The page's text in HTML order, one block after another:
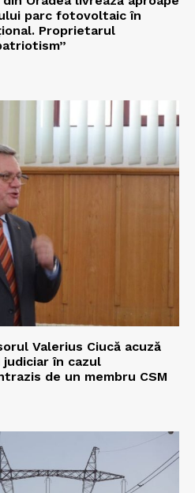
parc fotovoltaic în
Proprietarul
Valerius Ciucă acuză
în cazul
de un membru CSM